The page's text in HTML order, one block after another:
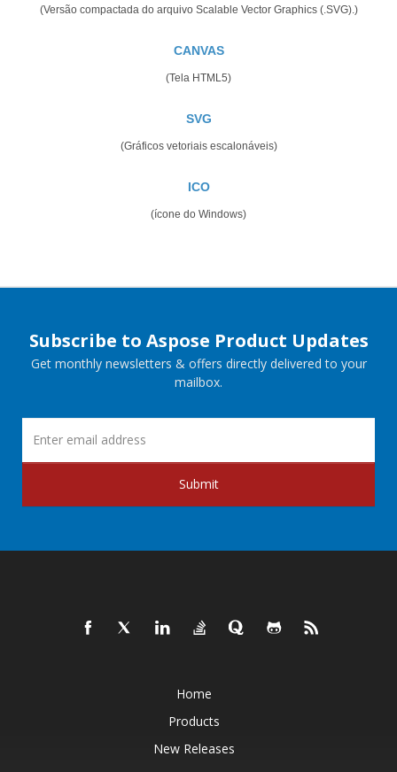
(Versão compactada do arquivo Scalable Vector Graphics (.SVG).)
CANVAS
(Tela HTML5)
SVG
(Gráficos vetoriais escalonáveis)
ICO
(ícone do Windows)
Subscribe to Aspose Product Updates
Get monthly newsletters & offers directly delivered to your
mailbox.
Submit
Home
Products
New Releases